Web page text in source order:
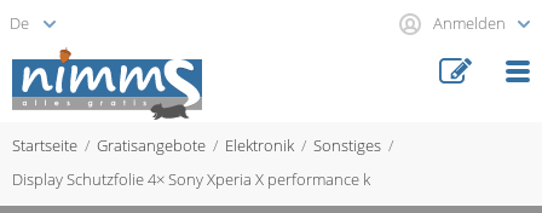
Anmelden
Startseite Gratisangebote Elektronik
Sonstiges
Display Schutzfolie 4× Sony Xperia X performance k